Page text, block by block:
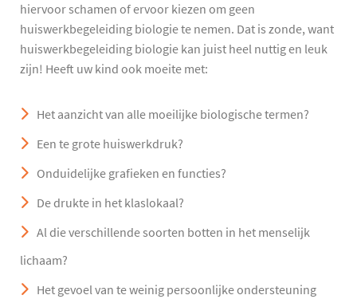
hiervoor schamen of ervoor kiezen om geen
huiswerkbegeleiding biologie te nemen. Dat is zonde, want
huiswerkbegeleiding biologie kan juist heel nuttig en leuk
zijn! Heeft uw kind ook moeite met:
Het aanzicht van alle moeilijke biologische termen?
Een te grote huiswerkdruk?
Onduidelijke grafieken en functies?
De drukte in het klaslokaal?
Al die verschillende soorten botten in het menselijk
lichaam?
Het gevoel van te weinig persoonlijke ondersteuning